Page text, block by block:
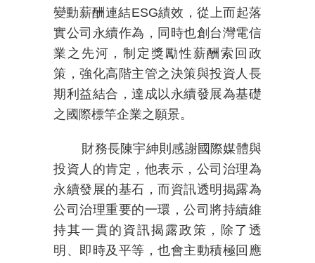
變動薪酬連結ESG績效，從上而起落
實公司永續作為，同時也創台灣電信
業之先河，制定獎勵性薪酬索回政
策，強化高階主管之決策與投資人長
期利益結合，達成以永續發展為基礎
之國際標竿企業之願景。
財務長陳宇紳則感謝國際媒體與
投資人的肯定，他表示，公司治理為
永續發展的基石，而資訊透明揭露為
公司治理重要的一環，公司將持續維
持其一貫的資訊揭露政策，除了透
明、即時及平等，也會主動積極回應